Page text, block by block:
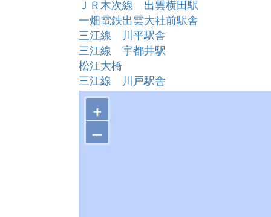
ＪＲ木次線 出雲横田駅
一畑電鉄出雲大社前駅舎
三江線 川平駅舎
三江線 宇都井駅
松江大橋
三江線 川戸駅舎
ＪＲ山陰本線 乃木駅舎
羅漢町橋
旧大社駅 本屋
築立暗渠（つきたてあんきょ）
+
–